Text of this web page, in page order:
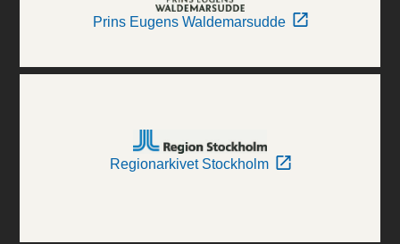
Prins Eugens Waldemarsudde
Regionarkivet Stockholm